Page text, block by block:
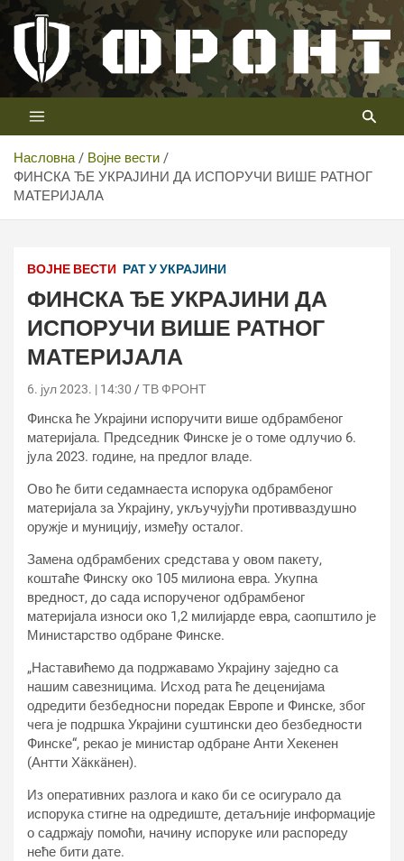
Скип
цонтент
Телевизија ФРОНТ
Први војни канал у Србији
Насловна
Војне вести
ФИНСКА ЂЕ УКРАЈИНИ ДА ИСПОРУЧИ ВИШЕ РАТНОГ
МАТЕРИЈАЛА
ВОЈНЕ ВЕСТИ РАТ У УКРАЈИНИ
ФИНСКА ЂЕ УКРАЈИНИ ДА
ИСПОРУЧИ ВИШЕ РАТНОГ
МАТЕРИЈАЛА
6. јул 2023. | 14:30 ТВ ФРОНТ
Финска ће Украјини испоручити више одбрамбеног
материјала. Председник Финске је о томе одлучио 6.
јула 2023. године, на предлог владе.
Ово ће бити седамнаеста испорука одбрамбеног
материјала за Украјину, укључујући противваздушно
оружје и муницију, између осталог.
Замена одбрамбених средстава у овом пакету,
коштаће Финску око 105 милиона евра. Укупна
вредност, до сада испорученог одбрамбеног
материјала износи око 1,2 милијарде евра, саопштило је
Министарство одбране Финске.
„Наставићемо да подржавамо Украјину заједно са
нашим савезницима. Исход рата ће деценијама
одредити безбедносни поредак Европе и Финске, због
чега је подршка Украјини суштински део безбедности
Финске“, рекао је министар одбране Анти Хекенен
(Антти Хäккäнен).
Из оперативних разлога и како би се осигурало да
испорука стигне на одредиште, детаљније информације
о садржају помоћи, начину испоруке или распореду
неће бити дате.